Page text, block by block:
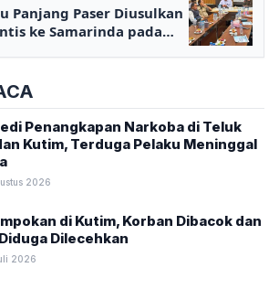
Panjang Paser Diusulkan
ke Samarinda pada
Penangkapan Narkoba di Teluk
Kutim, Terduga Pelaku Meninggal
2026
di Kutim, Korban Dibacok dan
Dilecehkan
2026